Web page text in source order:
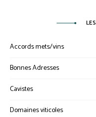
Accords mets/vins
Bonnes Adresses
Cavistes
Domaines viticoles